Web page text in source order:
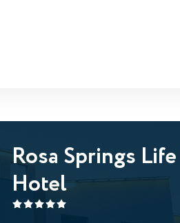
Rosa Springs
Hotel